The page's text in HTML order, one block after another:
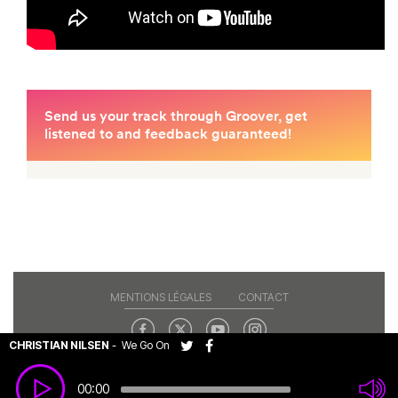
00:00
CHRISTIAN NILSEN - We Go On
MENTIONS LÉGALES CONTACT